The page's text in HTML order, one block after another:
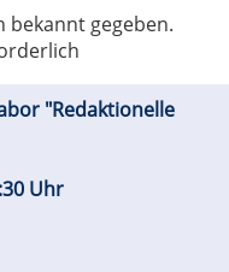
bekannt gegeben.
"Redaktionelle
Uhr